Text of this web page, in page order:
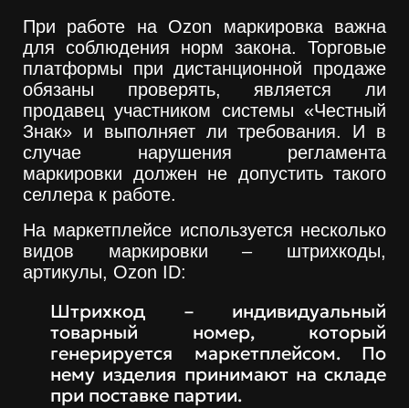
При работе на Ozon маркировка важна
для соблюдения норм закона. Торговые
платформы при дистанционной продаже
обязаны проверять, является ли
продавец участником системы «Честный
Знак» и выполняет ли требования. И в
случае нарушения регламента
маркировки должен не допустить такого
селлера к работе.
На маркетплейсе используется несколько
видов маркировки – штрихкоды,
артикулы, Ozon ID:
Штрихкод – индивидуальный
товарный номер, который
генерируется маркетплейсом. По
нему изделия принимают на складе
при поставке партии.